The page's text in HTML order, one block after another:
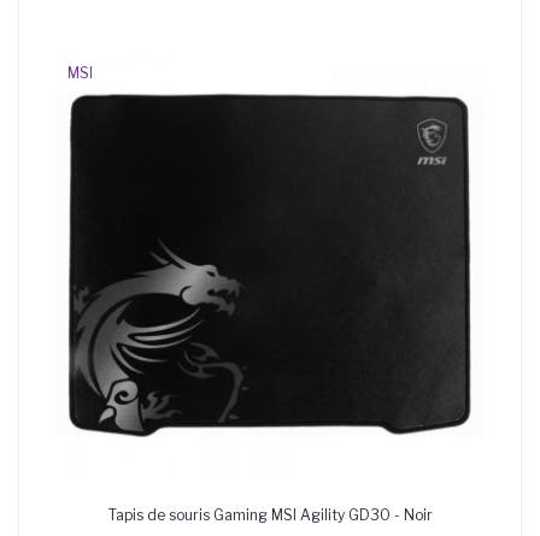
MSI
Tapis de souris Gaming MSI Agility GD30 - Noir